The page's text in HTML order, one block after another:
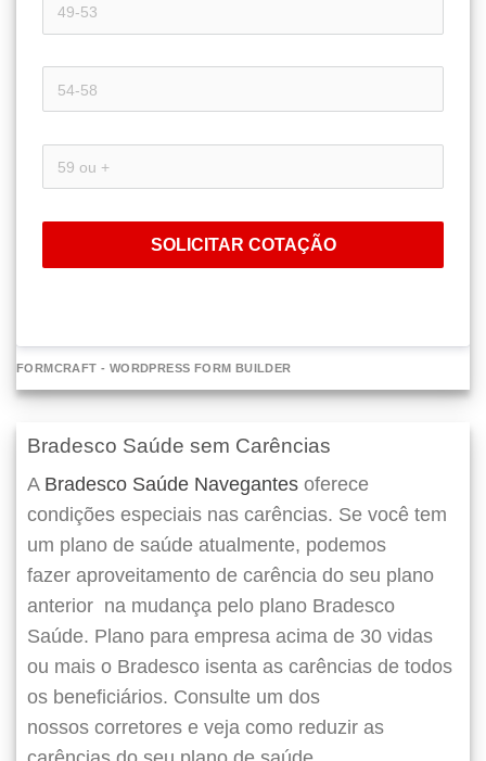
SOLICITAR COTAÇÃO
FORMCRAFT - WORDPRESS FORM BUILDER
Bradesco Saúde sem Carências
A Bradesco Saúde Navegantes oferece
condições especiais nas carências. Se você tem
um plano de saúde atualmente, podemos
fazer aproveitamento de carência do seu plano
anterior na mudança pelo plano Bradesco
Saúde. Plano para empresa acima de 30 vidas
ou mais o Bradesco isenta as carências de todos
os beneficiários. Consulte um dos
nossos corretores e veja como reduzir as